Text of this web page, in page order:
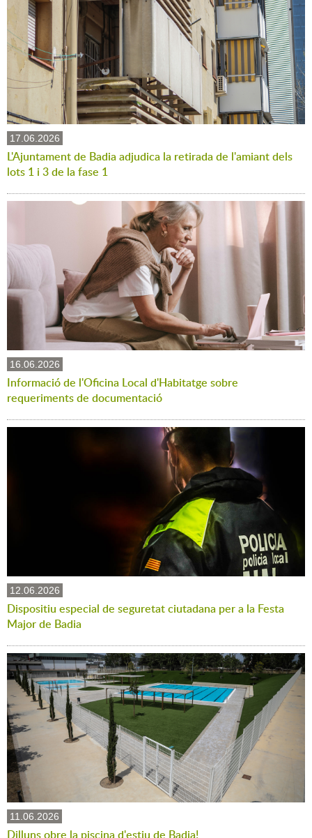
17.06.2026
L'Ajuntament de Badia adjudica la retirada de l'amiant dels
lots 1 i 3 de la fase 1
16.06.2026
Informació de l'Oficina Local d'Habitatge sobre
requeriments de documentació
12.06.2026
Dispositiu especial de seguretat ciutadana per a la Festa
Major de Badia
11.06.2026
Dilluns obre la piscina d'estiu de Badia!